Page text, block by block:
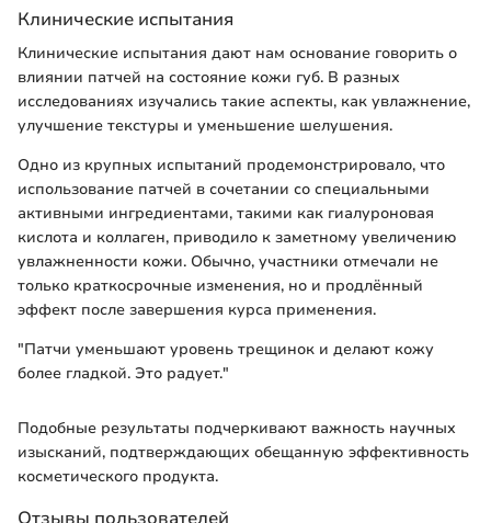
Клинические испытания
Клинические испытания дают нам основание говорить о
влиянии патчей на состояние кожи губ. В разных
исследованиях изучались такие аспекты, как увлажнение,
улучшение текстуры и уменьшение шелушения.
Одно из крупных испытаний продемонстрировало, что
использование патчей в сочетании со специальными
активными ингредиентами, такими как гиалуроновая
кислота и коллаген, приводило к заметному увеличению
увлажненности кожи. Обычно, участники отмечали не
только краткосрочные изменения, но и продлённый
эффект после завершения курса применения.
"Патчи уменьшают уровень трещинок и делают кожу
более гладкой. Это радует."
Подобные результаты подчеркивают важность научных
изысканий, подтверждающих обещанную эффективность
косметического продукта.